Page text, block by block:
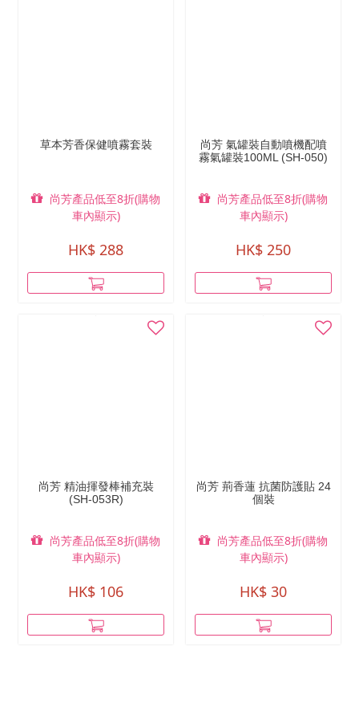
草本芳香保健噴霧套裝
尚芳產品低至8折(購物
車內顯示)
HK$ 288
尚芳 氣罐裝自動噴機配噴
霧氣罐裝100ML (SH-050)
尚芳產品低至8折(購物
車內顯示)
HK$ 250
尚芳 精油揮發棒補充裝
(SH-053R)
尚芳產品低至8折(購物
車內顯示)
HK$ 106
尚芳 荊香蓮 抗菌防護貼 24
個裝
尚芳產品低至8折(購物
車內顯示)
HK$ 30